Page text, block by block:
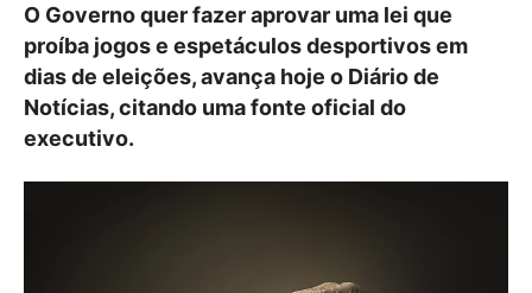
O Governo quer fazer aprovar uma lei que
proíba jogos e espetáculos desportivos em
dias de eleições, avança hoje o Diário de
Notícias, citando uma fonte oficial do
executivo.